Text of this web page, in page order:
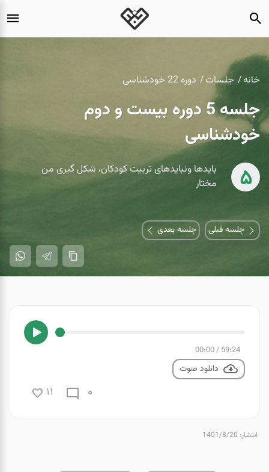
خانه جلسات دوره 22 خودشناسی
جلسه 5 دوره بیست و دوم
خودشناسی
5
بایدها ونبایدهای تربیت کودکان، شکل گیری من
مختار
جلسه قبلی جلسه بعدی
59:24
/
00:00
دانلود صوت
0
11
انتشار: 1401/8/20